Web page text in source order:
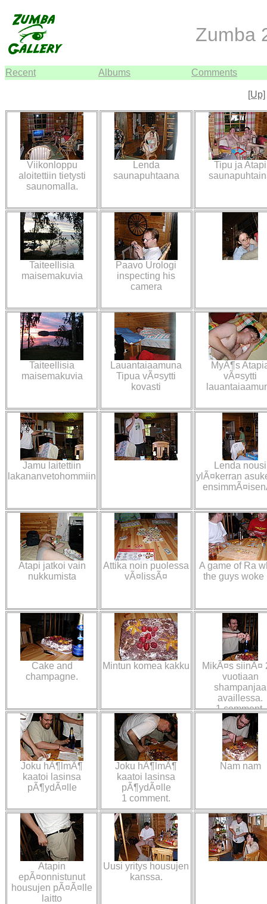
Zumba
Recent Albums Comments
[Up]
Viikonloppu
aloitettiin tietysti
saunomalla.
Lenda
saunapuhtaana
Tipu ja Atapi
Taiteellisia
maisemakuvia
Paavo Urologi
inspecting his
camera
Taiteellisia
maisemakuvia
Lauantaiaamuna
Tipua vÃ¤sytti
kovasti
MyÃ¶s
vÃ¤sytti
Jamu laitettiin
lakananvetohommiin
Lenda nousi
ylÃ¤kerran
Atapi jatkoi vain
nukkumista
Attika noin puolessa
vÃ¤lissÃ¤
A game of Ra
the guys woke
Cake and
champagne.
Mintun komea kakku
MikÃ¤s siinÃ¤
vuotiaan
shampanjaa
availlessa.
1 comment.
Joku hÃ¶lmÃ¶
kaatoi lasinsa
pÃ¶ydÃ¤lle
Joku hÃ¶lmÃ¶
kaatoi lasinsa
pÃ¶ydÃ¤lle
1 comment.
Nam nam
Atapin
epÃ¤onnistunut
housujen pÃ¤Ã¤lle
laitto
Uusi yritys housujen
kanssa.